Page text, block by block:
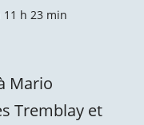
11 h 23 min
Mario
Tremblay et